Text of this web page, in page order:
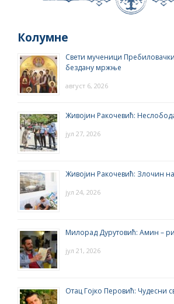
Колумне
Свети мученици
бездану мржње
август 6, 2026
Живојин Ракочевић:
јул 27, 2026
Живојин Ракочевић: Злочин
јул 24, 2026
Милорад Дурутовић: Амин –
јул 21, 2026
Отац Гојко Перовић: Чудесни